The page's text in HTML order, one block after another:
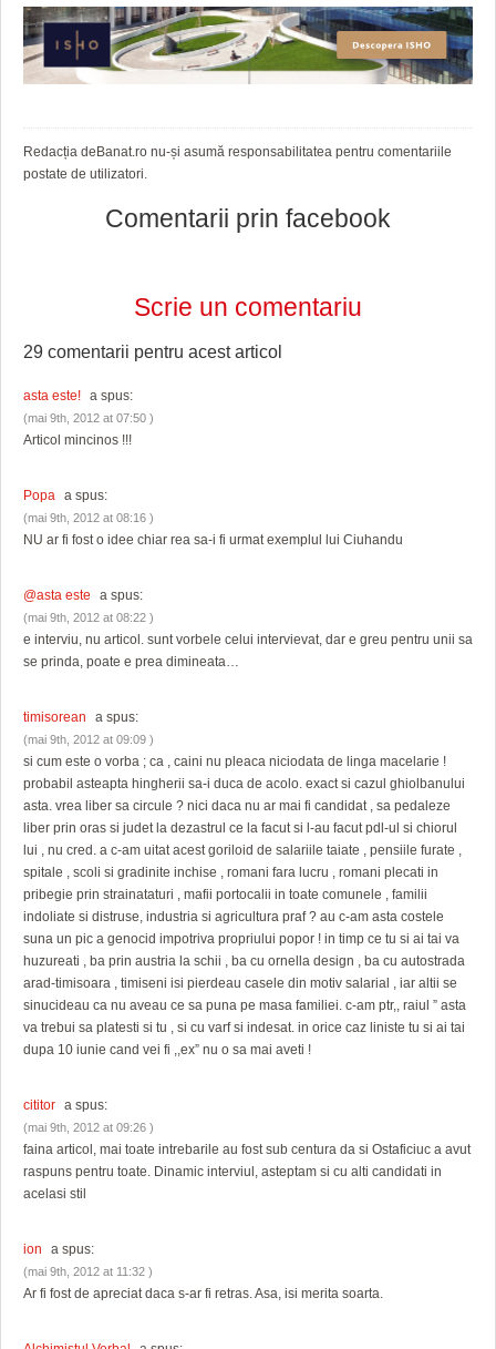
Redacția deBanat.ro nu-și asumă responsabilitatea pentru comentariile
postate de utilizatori.
Comentarii prin facebook
Scrie un comentariu
29 comentarii pentru acest articol
asta este! a spus:
(mai 9th, 2012 at 07:50 )
Articol mincinos !!!
Popa a spus:
(mai 9th, 2012 at 08:16 )
NU ar fi fost o idee chiar rea sa-i fi urmat exemplul lui Ciuhandu
@asta este a spus:
(mai 9th, 2012 at 08:22 )
e interviu, nu articol. sunt vorbele celui intervievat, dar e greu pentru unii sa
se prinda, poate e prea dimineata…
timisorean a spus:
(mai 9th, 2012 at 09:09 )
si cum este o vorba ; ca , caini nu pleaca niciodata de linga macelarie !
probabil asteapta hingherii sa-i duca de acolo. exact si cazul ghiolbanului
asta. vrea liber sa circule ? nici daca nu ar mai fi candidat , sa pedaleze
liber prin oras si judet la dezastrul ce la facut si l-au facut pdl-ul si chiorul
lui , nu cred. a c-am uitat acest goriloid de salariile taiate , pensiile furate ,
spitale , scoli si gradinite inchise , romani fara lucru , romani plecati in
pribegie prin strainataturi , mafii portocalii in toate comunele , familii
indoliate si distruse, industria si agricultura praf ? au c-am asta costele
suna un pic a genocid impotriva propriului popor ! in timp ce tu si ai tai va
huzureati , ba prin austria la schii , ba cu ornella design , ba cu autostrada
arad-timisoara , timiseni isi pierdeau casele din motiv salarial , iar altii se
sinucideau ca nu aveau ce sa puna pe masa familiei. c-am ptr,, raiul ” asta
va trebui sa platesti si tu , si cu varf si indesat. in orice caz liniste tu si ai tai
dupa 10 iunie cand vei fi ,,ex” nu o sa mai aveti !
cititor a spus:
(mai 9th, 2012 at 09:26 )
faina articol, mai toate intrebarile au fost sub centura da si Ostaficiuc a avut
raspuns pentru toate. Dinamic interviul, asteptam si cu alti candidati in
acelasi stil
ion a spus:
(mai 9th, 2012 at 11:32 )
Ar fi fost de apreciat daca s-ar fi retras. Asa, isi merita soarta.